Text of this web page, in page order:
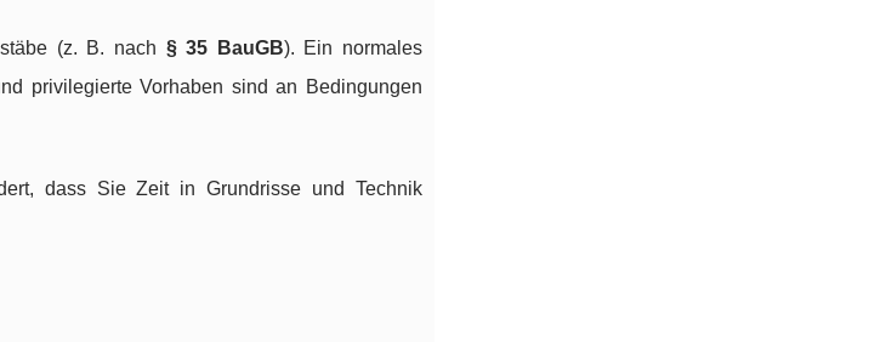
(z. B. nach § 35 BauGB). Ein normales
privilegierte Vorhaben sind an Bedingungen
dass Sie Zeit in Grundrisse und Technik